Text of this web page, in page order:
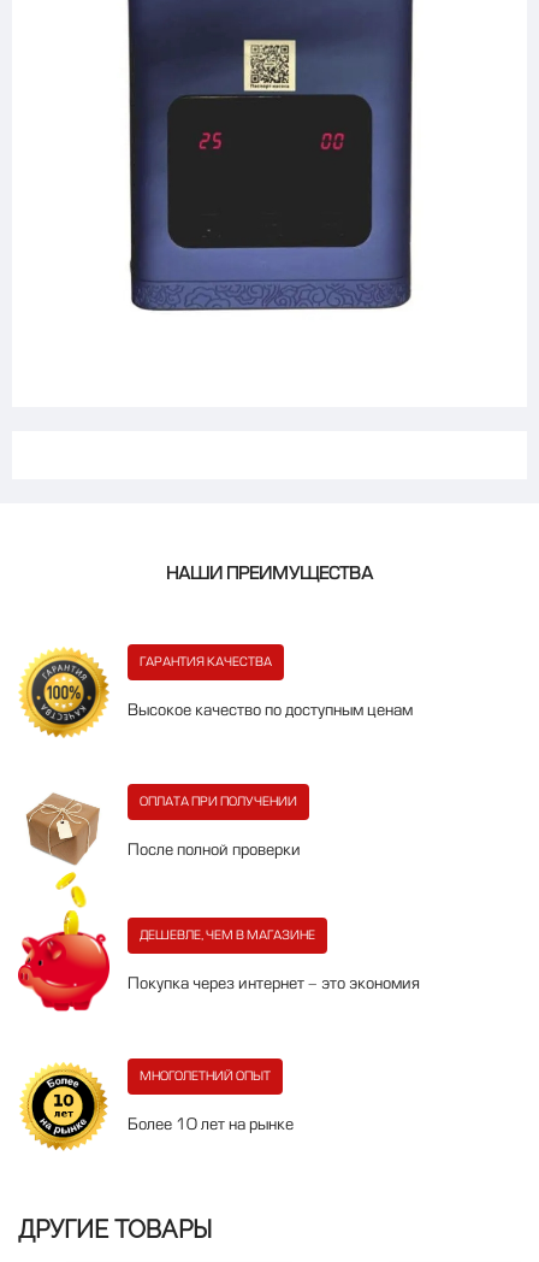
НАШИ ПРЕИМУЩЕСТВА
ГАРАНТИЯ КАЧЕСТВА
Высокое качество по доступным ценам
ОПЛАТА ПРИ ПОЛУЧЕНИИ
После полной проверки
ДЕШЕВЛЕ, ЧЕМ В МАГАЗИНЕ
Покупка через интернет - это экономия
МНОГОЛЕТНИЙ ОПЫТ
Более 10 лет на рынке
ДРУГИЕ ТОВАРЫ